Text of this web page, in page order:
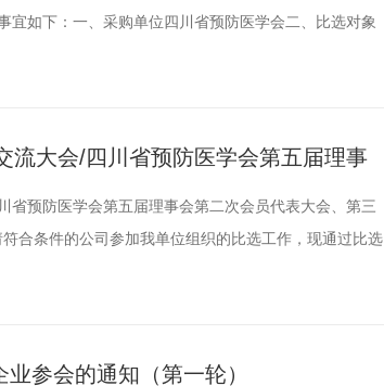
宜如下：一、采购单位四川省预防医学会二、比选对象
具有丰富的国际，国内大型学术会议组织经验，无不
流大会/四川省预防医学会第五届理事
务理事会议、第四次监事会议项目 比
预防医学会第五届理事会第二次会员代表大会、第三
合条件的公司参加我单位组织的比选工作，现通过比选
：一、采购单位四川省预防医学会二、比选对象要求
参会的通知（第一轮）